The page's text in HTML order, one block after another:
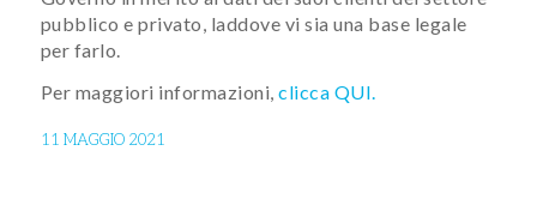
pubblico e privato, laddove vi sia una base legale
per farlo.
Per maggiori informazioni,clicca QUI.
11 MAGGIO 2021